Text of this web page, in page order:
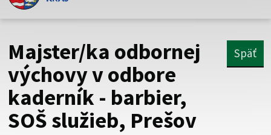
Toto je oficiálna webová stránka Prešovského
Táto stránka je zabezpečená
Buďte pozorní a vždy sa uistite, že zdieľate informácie iba
cez zabezpečenú webovú stránku. Zabezpečená stránka
vždy začína https:// pred názvom domény webového sídla.
Majster/ka odbornej
výchovy v odbore
kaderník - barbier,
SOŠ služieb, Prešov
Späť